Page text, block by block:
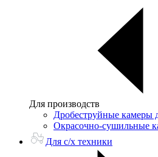
Для производств
Дробеструйные камеры
Окрасочно-сушильные
Для с/х техники